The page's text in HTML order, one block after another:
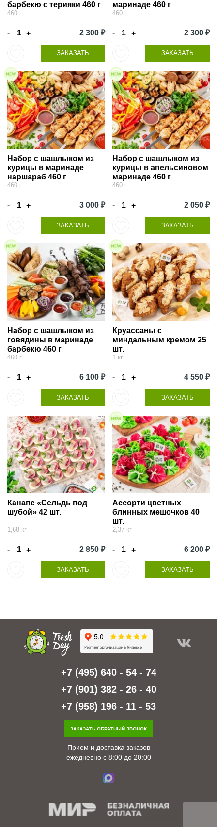
барбекю с терияки 460 г
460 г
- + 2 300 ₽
ЗАКАЗАТЬ
маринаде 460 г
460 г
- + 2 300 ₽
ЗАКАЗАТЬ
Набор с шашлыком из
курицы в маринаде
наршараб 460 г
460 г
- + 3 000 ₽
ЗАКАЗАТЬ
Набор с шашлыком из
курицы в апельсиновом
маринаде 460 г
460 г
- + 2 050 ₽
ЗАКАЗАТЬ
Набор с шашлыком из
говядины в маринаде
барбекю 460 г
460 г
- + 6 100 ₽
ЗАКАЗАТЬ
Круассаны с
миндальным кремом 25
шт.
1 кг
- + 4 550 ₽
ЗАКАЗАТЬ
Канапе «Сельдь под
шубой» 42 шт.
1,68 кг
- + 2 850 ₽
ЗАКАЗАТЬ
Ассорти цветных
блинных мешочков 40
шт.
2,37 кг
- + 6 200 ₽
ЗАКАЗАТЬ
+7 (495) 640 - 54 - 74
+7 (901) 382 - 26 - 40
+7 (958) 196 - 11 - 53
ЗАКАЗАТЬ ОБРАТНЫЙ ЗВОНОК
Прием и доставка заказов
ежедневно с 8:00 до 20:00